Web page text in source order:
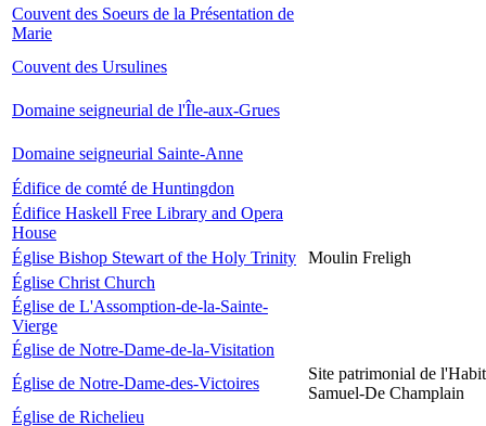
Couvent des Soeurs de la Présentation de
Marie
Couvent des Ursulines
Domaine seigneurial de l'Île-aux-Grues
Domaine seigneurial Sainte-Anne
Édifice de comté de Huntingdon
Édifice Haskell Free Library and Opera
House
Église Bishop Stewart of the Holy Trinity
Moulin Freligh
Église Christ Church
Église de L'Assomption-de-la-Sainte-
Vierge
Église de Notre-Dame-de-la-Visitation
Église de Notre-Dame-des-Victoires
Site patrimonial de
Samuel-De Champlain
Église de Richelieu